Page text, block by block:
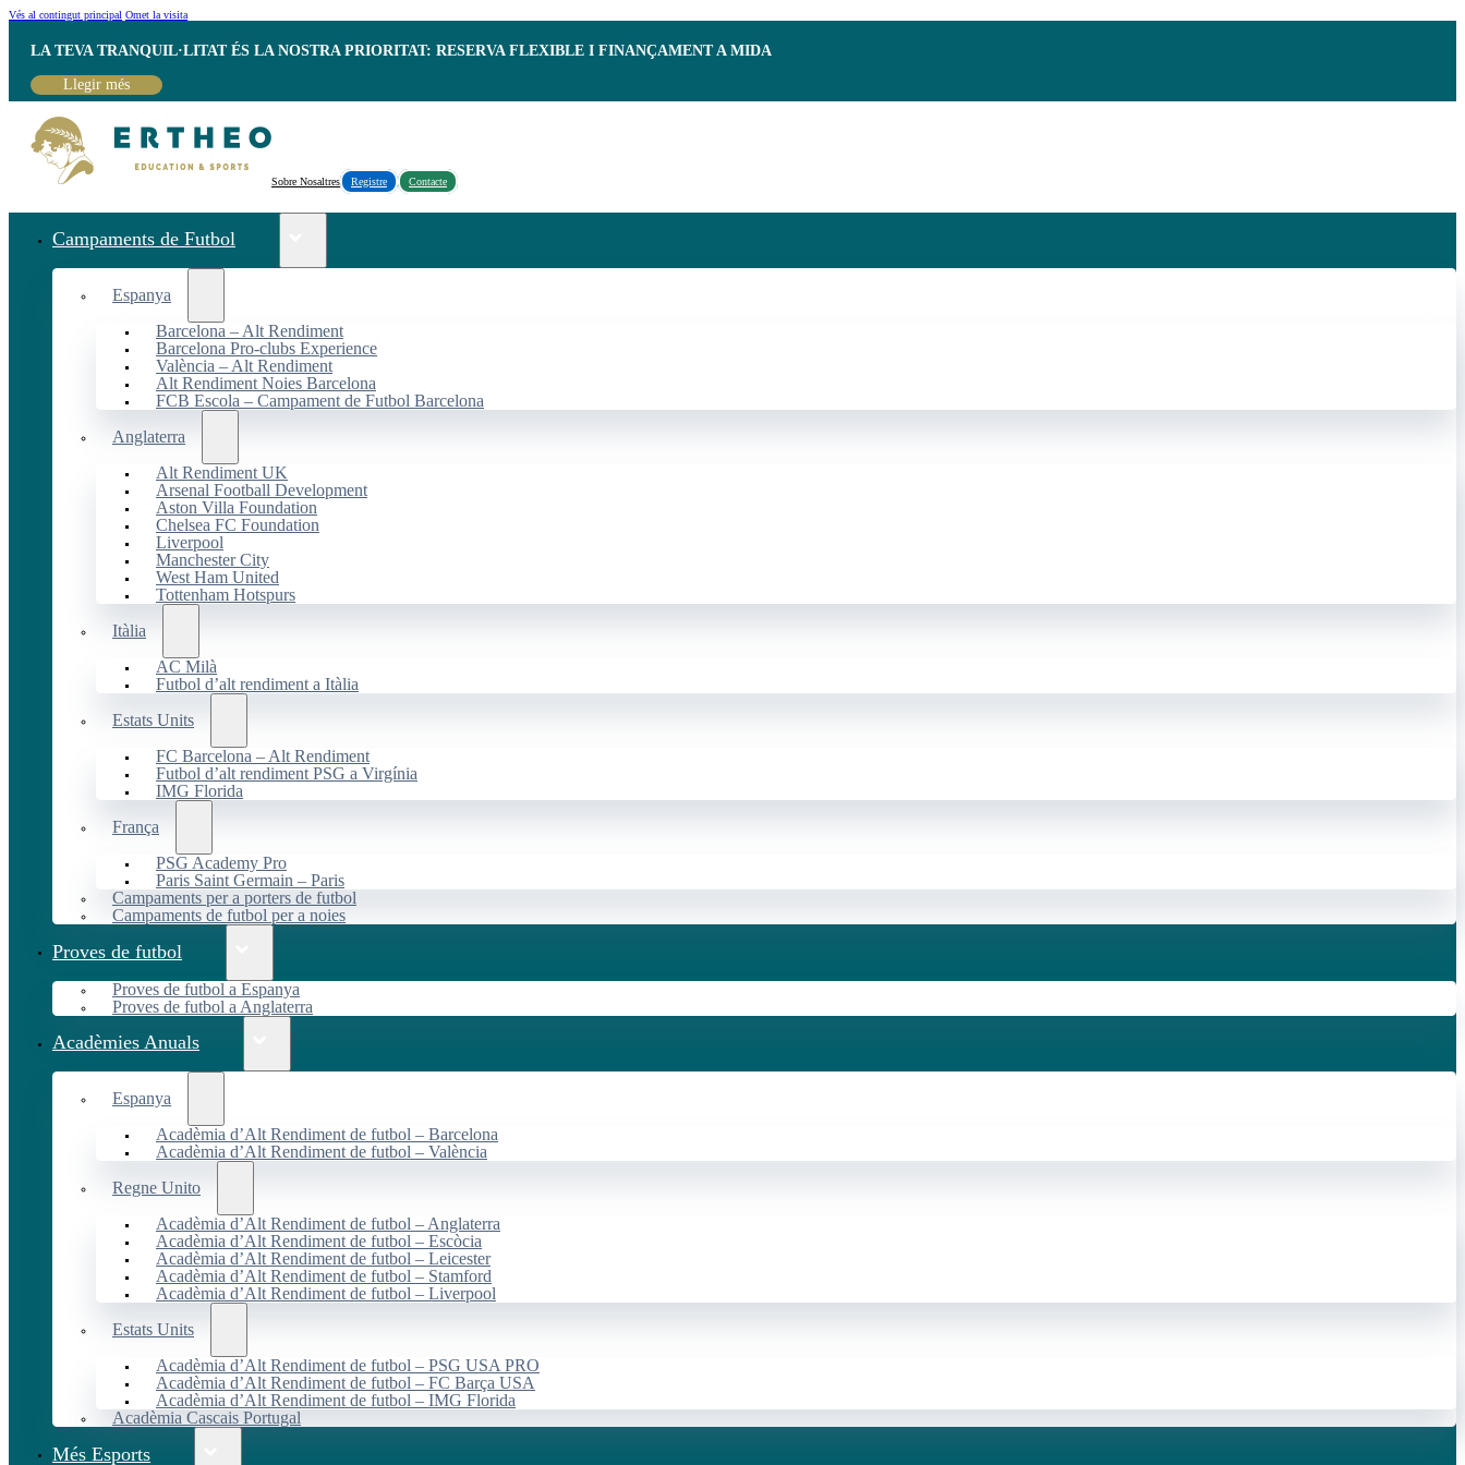
Vés al contingut principal Omet la visita
LA TEVA TRANQUIL·LITAT ÉS LA NOSTRA PRIORITAT: RESERVA FLEXIBLE I FINANÇAMENT A MIDA
Llegir més
Sobre Nosaltres Registre Contacte
Campaments de Futbol
Espanya
Barcelona – Alt Rendiment
Barcelona Pro-clubs Experience
València – Alt Rendiment
Alt Rendiment Noies Barcelona
FCB Escola – Campament de Futbol Barcelona
Anglaterra
Alt Rendiment UK
Arsenal Football Development
Aston Villa Foundation
Chelsea FC Foundation
Liverpool
Manchester City
West Ham United
Tottenham Hotspurs
Itàlia
AC Milà
Futbol d’alt rendiment a Itàlia
Estats Units
FC Barcelona – Alt Rendiment
Futbol d’alt rendiment PSG a Virgínia
IMG Florida
França
PSG Academy Pro
Paris Saint Germain – Paris
Campaments per a porters de futbol
Campaments de futbol per a noies
Proves de futbol
Proves de futbol a Espanya
Proves de futbol a Anglaterra
Acadèmies Anuals
Espanya
Acadèmia d’Alt Rendiment de futbol – Barcelona
Acadèmia d’Alt Rendiment de futbol – València
Regne Unito
Acadèmia d’Alt Rendiment de futbol – Anglaterra
Acadèmia d’Alt Rendiment de futbol – Escòcia
Acadèmia d’Alt Rendiment de futbol – Leicester
Acadèmia d’Alt Rendiment de futbol – Stamford
Acadèmia d’Alt Rendiment de futbol – Liverpool
Estats Units
Acadèmia d’Alt Rendiment de futbol – PSG USA PRO
Acadèmia d’Alt Rendiment de futbol – FC Barça USA
Acadèmia d’Alt Rendiment de futbol – IMG Florida
Acadèmia Cascais Portugal
Més Esports